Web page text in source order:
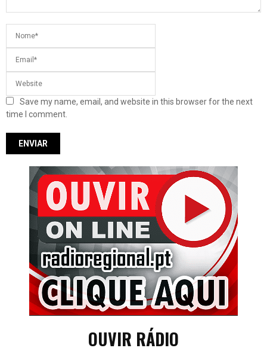
Save my name, email, and website in this browser for the next
time I comment.
OUVIR RÁDIO